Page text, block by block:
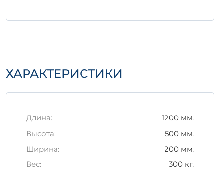
A500C, подвергнутые
антикоррозийной обработке.
транспортировки
и транспортировку железобетонного
изделия ИЖ 12-5-2* для сохранения его
качественных характеристик:
ХАРАКТЕРИСТИКИ
Длина:
1200 мм.
Высота:
500 мм.
Ширина:
200 мм.
Вес:
300 кг.